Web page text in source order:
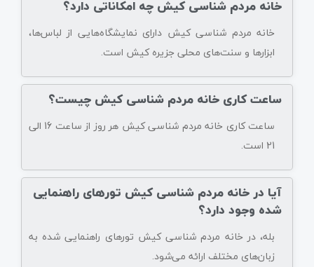
خانه مردم شناسی کیش چه امکاناتی دارد؟
خانه مردم شناسی کیش دارای نمایشگاه‌هایی از لباس‌ها،
ابزارها و سنت‌های محلی جزیره کیش است.
ساعت کاری خانه مردم شناسی کیش چیست؟
ساعت کاری خانه مردم شناسی کیش هر روز از ساعت 16 الی
21 است.
آیا در خانه مردم شناسی کیش تورهای راهنمایی
شده وجود دارد؟
بله، در خانه مردم شناسی کیش تورهای راهنمایی شده به
زبان‌های مختلف ارائه می‌شود.